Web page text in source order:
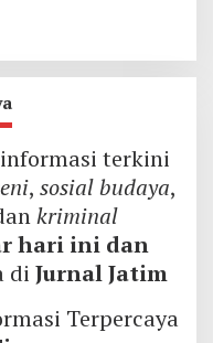
terkini
, sosial budaya,
kriminal
hari ini dan
di Jurnal Jatim
Terpercaya